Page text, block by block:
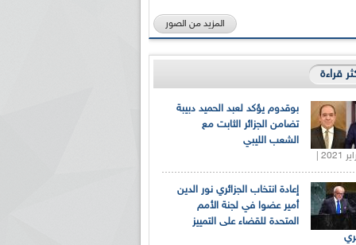
المزيد من الصور
قراءة
بوقدوم يؤكد لعبد الحميد دبيبة
تضامن الجزائر الثابت مع
الشعب الليبي
إعادة انتخاب الجزائري نور الدين
أمير عضوا في لجنة الأمم
المتحدة للقضاء على التمييز